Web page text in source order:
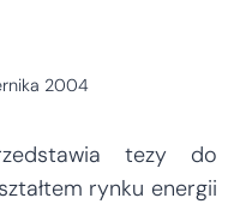
2004
tezy do
rynku energii